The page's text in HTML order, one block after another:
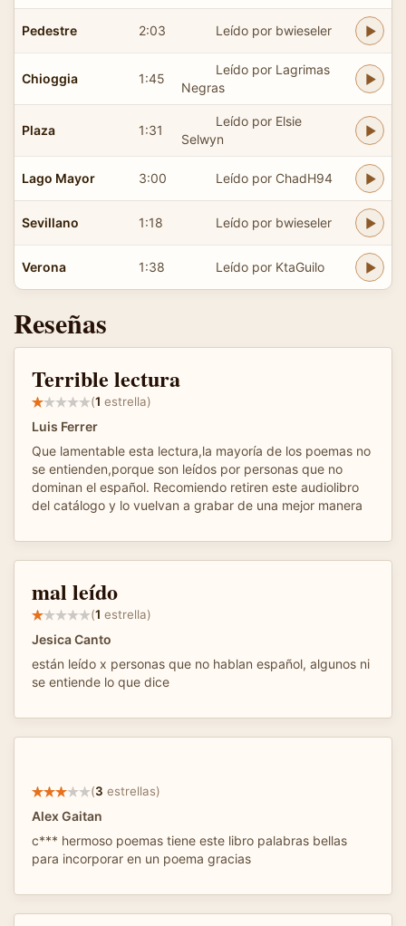
Pedestre 2:03 Leído por bwieseler
Chioggia 1:45
Leído por Lagrimas
Negras
Plaza 1:31
Leído por Elsie
Selwyn
Lago Mayor 3:00 Leído por ChadH94
Sevillano 1:18 Leído por bwieseler
Verona 1:38 Leído por KtaGuilo
Reseñas
Terrible lectura
(1 estrella)
Luis Ferrer
Que lamentable esta lectura,la mayoría de los poemas no
se entienden,porque son leídos por personas que no
dominan el español. Recomiendo retiren este audiolibro
del catálogo y lo vuelvan a grabar de una mejor manera
mal leído
(1 estrella)
Jesica Canto
están leído x personas que no hablan español, algunos ni
se entiende lo que dice
(3 estrellas)
Alex Gaitan
c*** hermoso poemas tiene este libro palabras bellas
para incorporar en un poema gracias